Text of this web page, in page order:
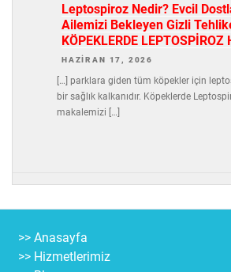
Leptospiroz Nedir? Evcil
Ailemizi Bekleyen Gizli
KÖPEKLERDE LEPTOSPİROZ
HAZIRAN 17, 2026
[…] parklara giden tüm köpekler için
bir sağlık kalkanıdır. Köpeklerde
makalemizi […]
>> Anasayfa
>> Hizmetlerimiz